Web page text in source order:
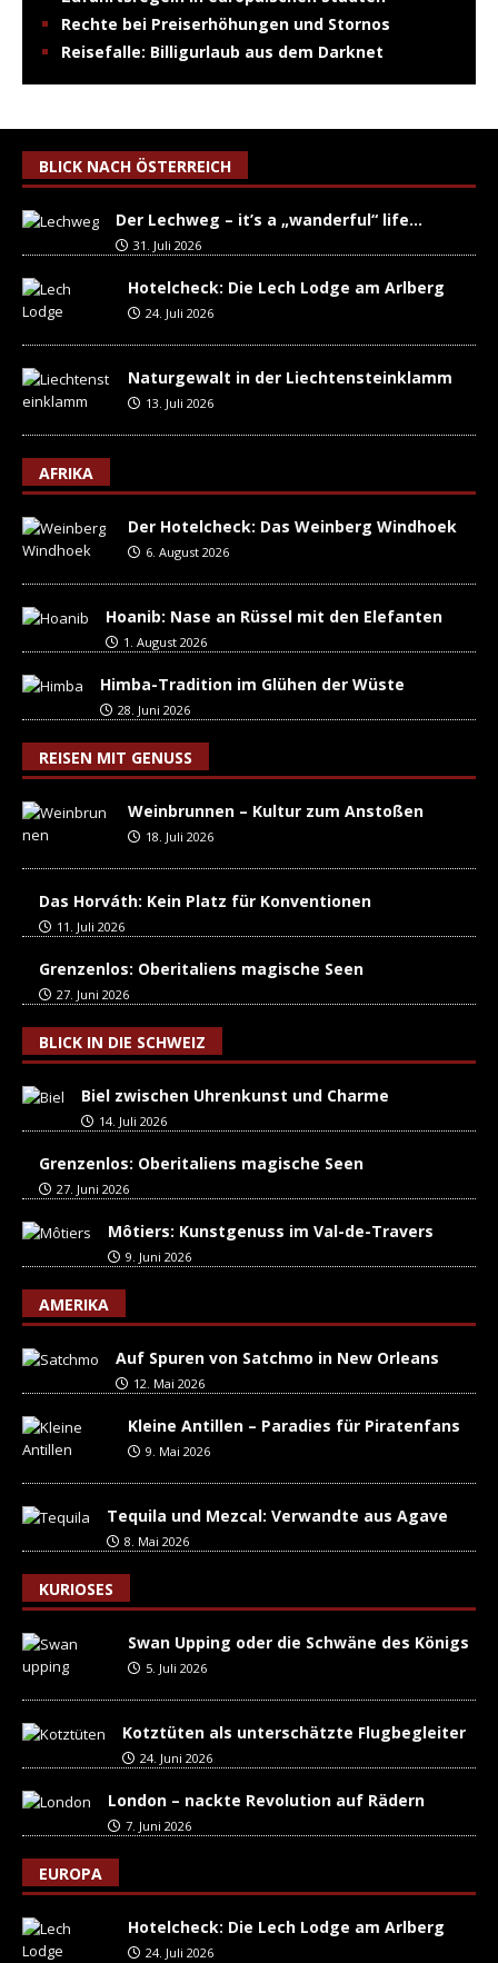
Rechte bei Preiserhöhungen und Stornos
Reisefalle: Billigurlaub aus dem Darknet
BLICK NACH ÖSTERREICH
Der Lechweg – it’s a „wanderful“ life…
31. Juli 2026
Hotelcheck: Die Lech Lodge am Arlberg
24. Juli 2026
Naturgewalt in der Liechtensteinklamm
13. Juli 2026
AFRIKA
Der Hotelcheck: Das Weinberg Windhoek
6. August 2026
Hoanib: Nase an Rüssel mit den Elefanten
1. August 2026
Himba-Tradition im Glühen der Wüste
28. Juni 2026
REISEN MIT GENUSS
Weinbrunnen – Kultur zum Anstoßen
18. Juli 2026
Das Horváth: Kein Platz für Konventionen
11. Juli 2026
Grenzenlos: Oberitaliens magische Seen
27. Juni 2026
BLICK IN DIE SCHWEIZ
Biel zwischen Uhrenkunst und Charme
14. Juli 2026
Grenzenlos: Oberitaliens magische Seen
27. Juni 2026
Môtiers: Kunstgenuss im Val-de-Travers
9. Juni 2026
AMERIKA
Auf Spuren von Satchmo in New Orleans
12. Mai 2026
Kleine Antillen – Paradies für Piratenfans
9. Mai 2026
Tequila und Mezcal: Verwandte aus Agave
8. Mai 2026
KURIOSES
Swan Upping oder die Schwäne des Königs
5. Juli 2026
Kotztüten als unterschätzte Flugbegleiter
24. Juni 2026
London – nackte Revolution auf Rädern
7. Juni 2026
EUROPA
Hotelcheck: Die Lech Lodge am Arlberg
24. Juli 2026